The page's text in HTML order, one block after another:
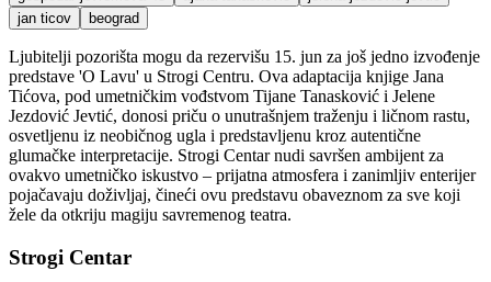
jan ticov
beograd
Ljubitelji pozorišta mogu da rezervišu 15. jun za još jedno izvođenje
predstave 'O Lavu' u Strogi Centru. Ova adaptacija knjige Jana
Tićova, pod umetničkim vođstvom Tijane Tanasković i Jelene
Jezdović Jevtić, donosi priču o unutrašnjem traženju i ličnom rastu,
osvetljenu iz neobičnog ugla i predstavljenu kroz autentične
glumačke interpretacije. Strogi Centar nudi savršen ambijent za
ovakvo umetničko iskustvo – prijatna atmosfera i zanimljiv enterijer
pojačavaju doživljaj, čineći ovu predstavu obaveznom za sve koji
žele da otkriju magiju savremenog teatra.
Strogi Centar